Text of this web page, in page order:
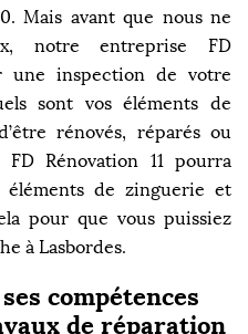
Mais avant que nous ne
notre entreprise FD
une inspection de votre
sont vos éléments de
rénovés, réparés ou
Rénovation 11 pourra
de zinguerie et
pour que vous puissiez
à Lasbordes.
compétences
de réparation